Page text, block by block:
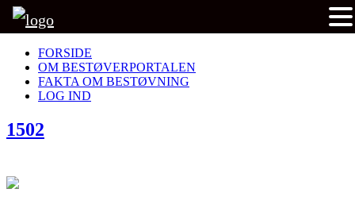
FORSIDE
OM BESTØVERPORTALEN
FAKTA OM BESTØVNING
LOG IND
1502